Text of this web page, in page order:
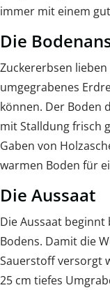
immer mit einem
Die
Zuckererbsen
umgegrabenes
können. Der Boden
mit Stalldung frisch
Gaben von
warmen Boden für
Die Aussaat
Die Aussaat
Bodens. Damit die
Sauerstoff versorgt
25 cm tiefes